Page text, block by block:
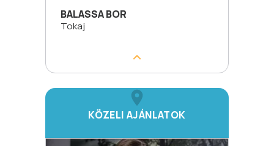
BALASSA BOR
Tokaj
KÖZELI AJÁNLATOK